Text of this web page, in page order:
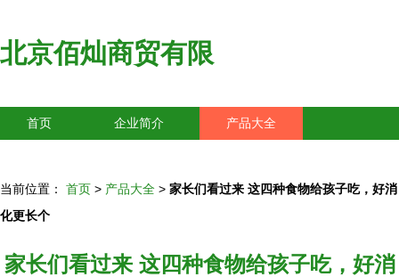
北京佰灿商贸有限
首页 企业简介 产品大全
当前位置： 首页 > 产品大全 > 家长们看过来 这四种食物给孩子吃，好消
化更长个
家长们看过来 这四种食物给孩子吃，好消